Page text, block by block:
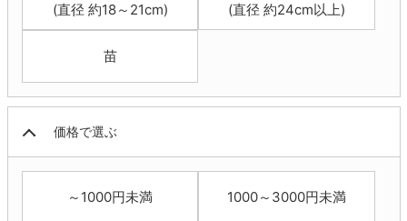
(直径 約18～21cm)
(直径 約24cm以上)
苗
価格で選ぶ
～1000円未満 1000～3000円未満